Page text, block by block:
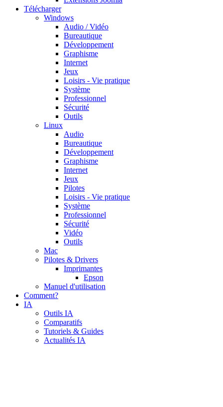
Télécharger
Windows
Audio / Vidéo
Bureautique
Développement
Graphisme
Internet
Jeux
Loisirs - Vie pratique
Système
Professionnel
Sécurité
Outils
Linux
Audio
Bureautique
Développement
Graphisme
Internet
Jeux
Pilotes
Loisirs - Vie pratique
Système
Professionnel
Sécurité
Vidéo
Outils
Mac
Pilotes & Drivers
Imprimantes
Epson
Manuel d'utilisation
Comment?
IA
Outils IA
Comparatifs
Tutoriels & Guides
Actualités IA